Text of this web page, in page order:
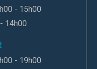
- 15h00
14h00
- 19h00